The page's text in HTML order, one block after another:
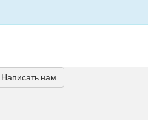
Написать нам